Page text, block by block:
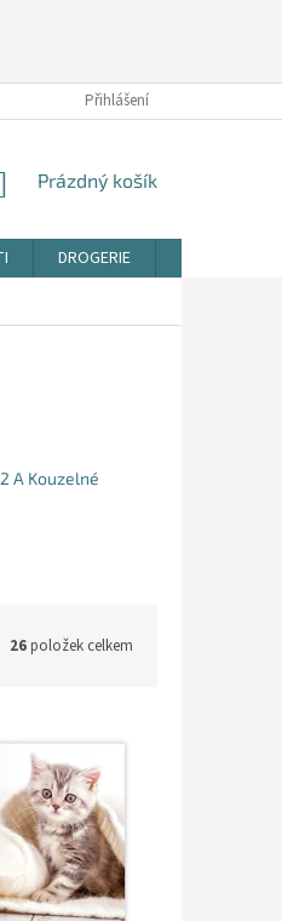
Přihlášení
NÁKUPNÍ
Prázdný košík
DROGERIE
A Kouzelné
26položek celkem